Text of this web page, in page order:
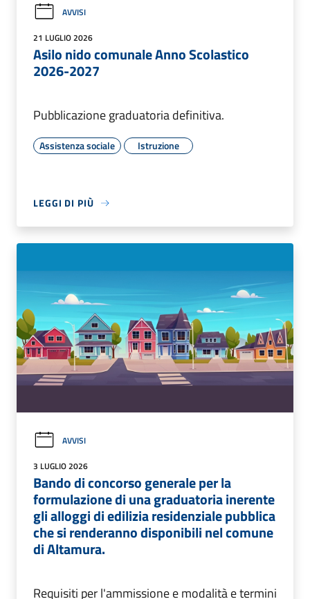
AVVISI
21 LUGLIO 2026
Asilo nido comunale Anno Scolastico
2026-2027
Pubblicazione graduatoria definitiva.
Assistenza sociale Istruzione
LEGGI DI PIÙ
AVVISI
3 LUGLIO 2026
Bando di concorso generale per la
formulazione di una graduatoria inerente
gli alloggi di edilizia residenziale pubblica
che si renderanno disponibili nel comune
di Altamura.
Requisiti per l'ammissione e modalità e termini